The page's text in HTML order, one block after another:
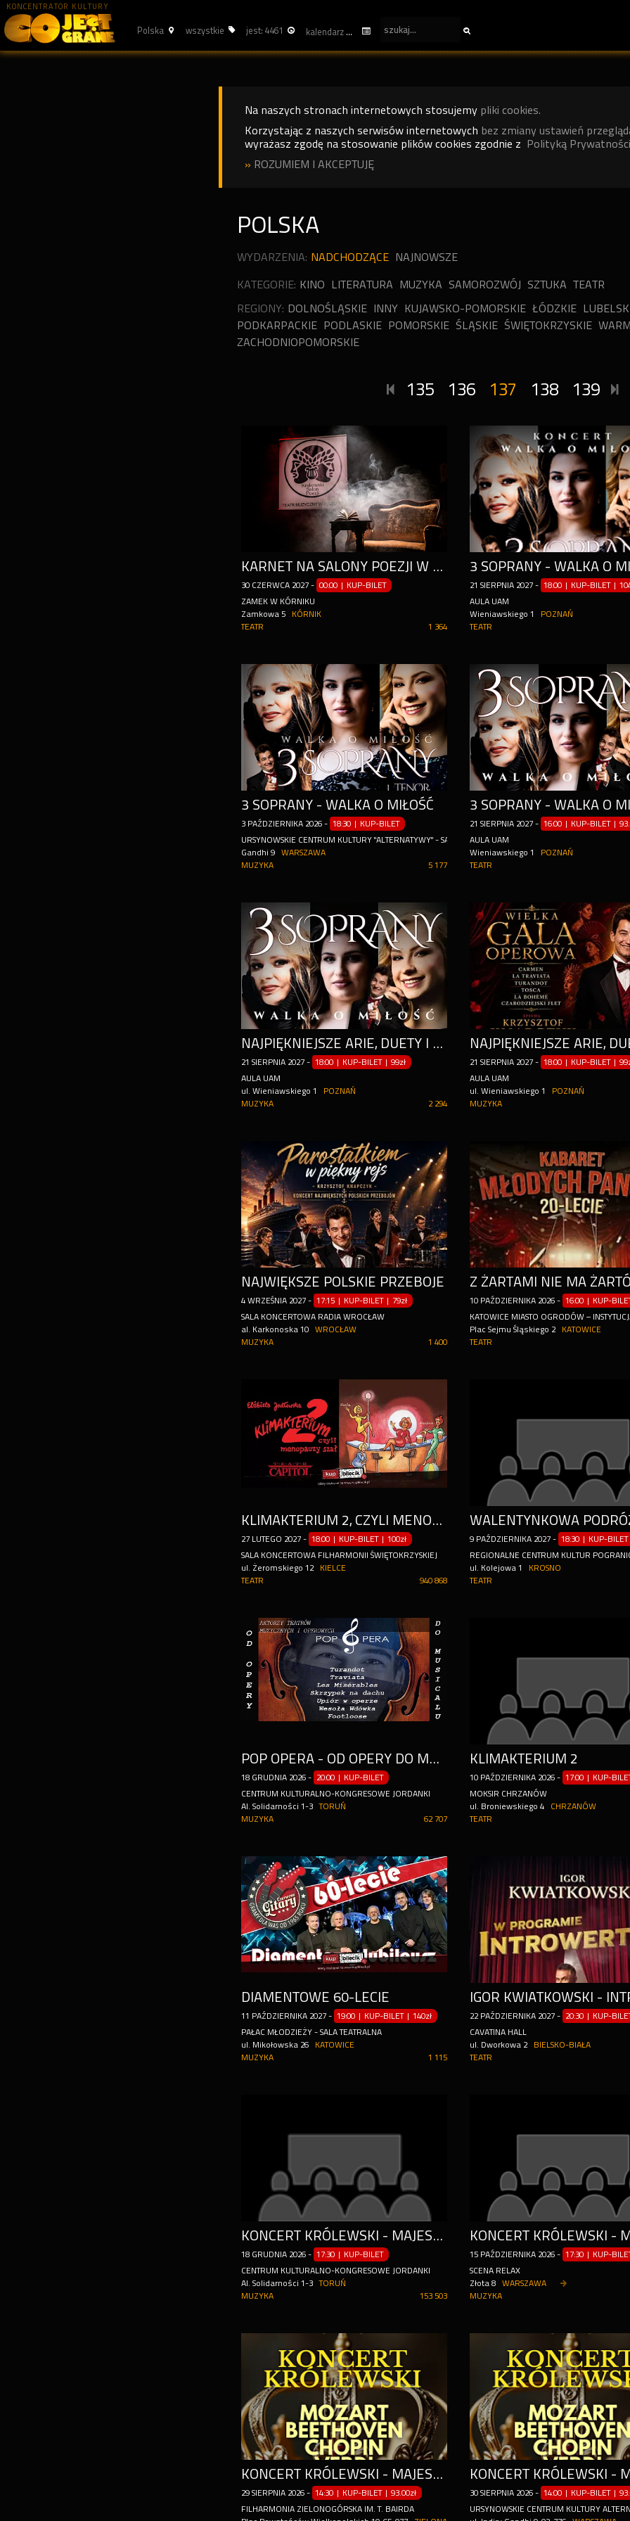
KONCENTRATOR KULTURY
Polska wszystkie jest: 4461 kalendarz
Na naszych stronach internetowych stosujemy pliki cookies.
Korzystając z naszych serwisów internetowych bez zmiany ustawień
wyrażasz zgodę na stosowanie plików cookies zgodnie z Polityką
» ROZUMIEM I AKCEPTUJĘ
POLSKA
WYDARZENIA: NADCHODZĄCE NAJNOWSZE
KATEGORIE: KINO LITERATURA MUZYKA SAMOROZWÓJ SZTUKA TEATR
REGIONY: DOLNOŚLĄSKIE INNY KUJAWSKO-POMORSKIE ŁÓDZKIE
PODKARPACKIE PODLASKIE POMORSKIE ŚLĄSKIE ŚWIĘTOKRZYSKIE
ZACHODNIOPOMORSKIE
135 136 137 138 139
KARNET NA SALONY POEZJI W ZAMKU W KÓRNIKU SEZON ARTYSTYCZNY 2026/2027
30 CZERWCA 2027 - 00:00 | KUP-BILET
ZAMEK W KÓRNIKU
Zamkowa 5
KÓRNIK
1 364
TEATR
3 SOPRANY - WALKA O
21 SIERPNIA 2027 - 18:00 | KUP-BILET |
AULA UAM
Wieniawskiego 1
POZNAŃ
TEATR
3 SOPRANY - WALKA O MIŁOŚĆ
3 PAŹDZIERNIKA 2026 - 18:30 | KUP-BILET
URSYNOWSKIE CENTRUM KULTURY "ALTERNATYWY" - SALA TEATRALNO-KONCERTOWA "SZEKSPIR" -
Gandhi 9
WARSZAWA
5 177
MUZYKA
3 SOPRANY - WALKA O
21 SIERPNIA 2027 - 16:00 | KUP-BILET |
AULA UAM
Wieniawskiego 1
POZNAŃ
TEATR
NAJPIĘKNIEJSZE ARIE, DUETY I TERCETY ŚWIATA W FORMIE SPEKTAKLU
21 SIERPNIA 2027 - 18:00 | KUP-BILET | 99zł
AULA UAM
ul. Wieniawskiego 1
POZNAŃ
2 294
MUZYKA
21 SIERPNIA 2027 - 18:00 | KUP-BILET |
AULA UAM
ul. Wieniawskiego 1
POZNAŃ
MUZYKA
NAJWIĘKSZE POLSKIE PRZEBOJE
4 WRZEŚNIA 2027 - 17:15 | KUP-BILET | 79zł
SALA KONCERTOWA RADIA WROCŁAW
al. Karkonoska 10
WROCŁAW
1 400
MUZYKA
10 PAŹDZIERNIKA 2026 - 16:00 | KUP-
KATOWICE MIASTO OGRODÓW –
Plac Sejmu Śląskiego 2
KATOWICE
TEATR
KLIMAKTERIUM 2, CZYLI MENOPAUZY SZAŁ
27 LUTEGO 2027 - 18:00 | KUP-BILET | 100zł
SALA KONCERTOWA FILHARMONII ŚWIĘTOKRZYSKIEJ
ul. Żeromskiego 12
KIELCE
940 868
TEATR
WALENTYNKOWA
9 PAŹDZIERNIKA 2027 - 18:30 | KUP-BILET
REGIONALNE CENTRUM KULTUR
ul. Kolejowa 1
KROSNO
TEATR
POP OPERA - OD OPERY DO MUSICALU
18 GRUDNIA 2026 - 20:00 | KUP-BILET
CENTRUM KULTURALNO-KONGRESOWE JORDANKI
Al. Solidarności 1-3
TORUŃ
62 707
MUZYKA
KLIMAKTERIUM 2
10 PAŹDZIERNIKA 2026 - 17:00 | KUP-
MOKSIR CHRZANÓW
ul. Broniewskiego 4
CHRZANÓW
TEATR
DIAMENTOWE 60-LECIE
11 PAŹDZIERNIKA 2027 - 19:00 | KUP-BILET | 140zł
PAŁAC MŁODZIEŻY - SALA TEATRALNA
ul. Mikołowska 26
KATOWICE
1 115
MUZYKA
22 PAŹDZIERNIKA 2027 - 20:30 | KUP-
CAVATINA HALL
ul. Dworkowa 2
BIELSKO-BIAŁA
TEATR
KONCERT KRÓLEWSKI - MAJESTAT KLASYKI
18 GRUDNIA 2026 - 17:30 | KUP-BILET
CENTRUM KULTURALNO-KONGRESOWE JORDANKI
Al. Solidarności 1-3
TORUŃ
153 503
MUZYKA
15 PAŹDZIERNIKA 2026 - 17:30 | KUP-
SCENA RELAX
Złota 8
WARSZAWA
MUZYKA
KONCERT KRÓLEWSKI - MAJESTAT KLASYKI NAJPIĘKNIEJSZE DZIEŁA KLASYKI
29 SIERPNIA 2026 - 14:30 | KUP-BILET | 93.00zł
FILHARMONIA ZIELONOGÓRSKA IM. T. BAIRDA
30 SIERPNIA 2026 - 14:00 | KUP-BILET |
URSYNOWSKIE CENTRUM KULTURY